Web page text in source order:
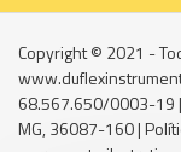
Copyright © 2021 -
68.567.650/0003-19 |
MG, 36087-160 |